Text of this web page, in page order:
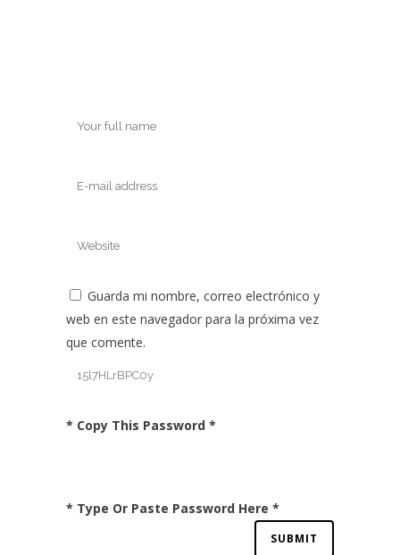
Guarda mi nombre, correo electrónico y
web en este navegador para la próxima vez
que comente.
* Copy This Password *
* Type Or Paste Password Here *